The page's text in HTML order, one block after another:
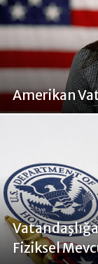
Amerikan
Fiziksel